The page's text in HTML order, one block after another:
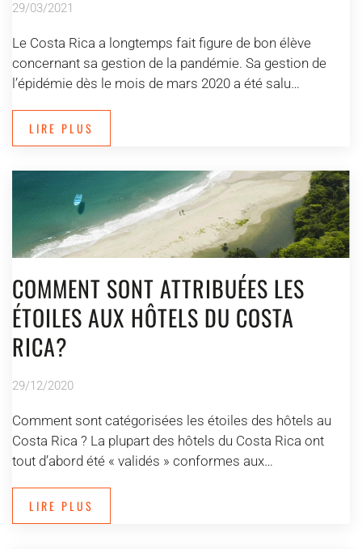
29/03/2021
Le Costa Rica a longtemps fait figure de bon élève
concernant sa gestion de la pandémie. Sa gestion de
l’épidémie dès le mois de mars 2020 a été salu…
LIRE PLUS
COMMENT SONT ATTRIBUÉES LES
ÉTOILES AUX HÔTELS DU COSTA
RICA?
29/12/2020
Comment sont catégorisées les étoiles des hôtels au
Costa Rica ? La plupart des hôtels du Costa Rica ont
tout d’abord été « validés » conformes aux…
LIRE PLUS